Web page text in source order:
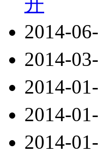
2014-
2014-
2014-
2014-
2014-